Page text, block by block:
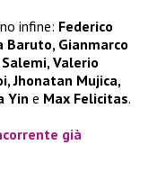
infine: Federico
Baruto, Gianmarco
Valerio
Jhonatan Mujica,
Yin e Max Felicitas.
già